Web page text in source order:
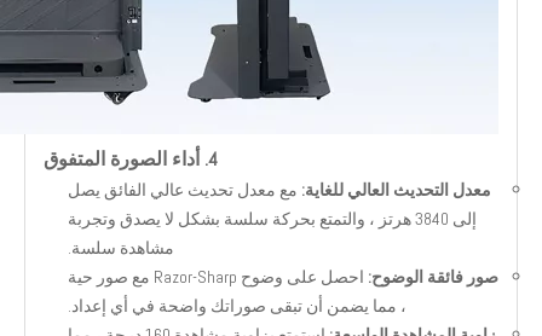
4. أداء الصورة المتفوق
معدل التحديث العالي للغاية: مع معدل تحديث عالي الفائق يصل
إلى 3840 هرتز ، والتمتع بحركة سلسة بشكل لا يصدق وتجربة
مشاهدة سلسة.
صور فائقة الوضوح:
احصل على وضوح Razor-Sharp مع صور حية
، مما يضمن أن تبقى صوراتك واضحة في أي إعداد.